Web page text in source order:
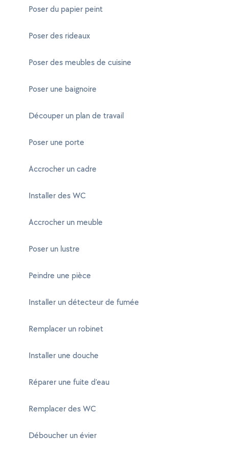
Poser du papier peint
Poser des rideaux
Poser des meubles de cuisine
Poser une baignoire
Découper un plan de travail
Poser une porte
Accrocher un cadre
Installer des WC
Accrocher un meuble
Poser un lustre
Peindre une pièce
Installer un détecteur de fumée
Remplacer un robinet
Installer une douche
Réparer une fuite d'eau
Remplacer des WC
Déboucher un évier